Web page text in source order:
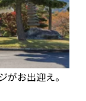
お出迎え。